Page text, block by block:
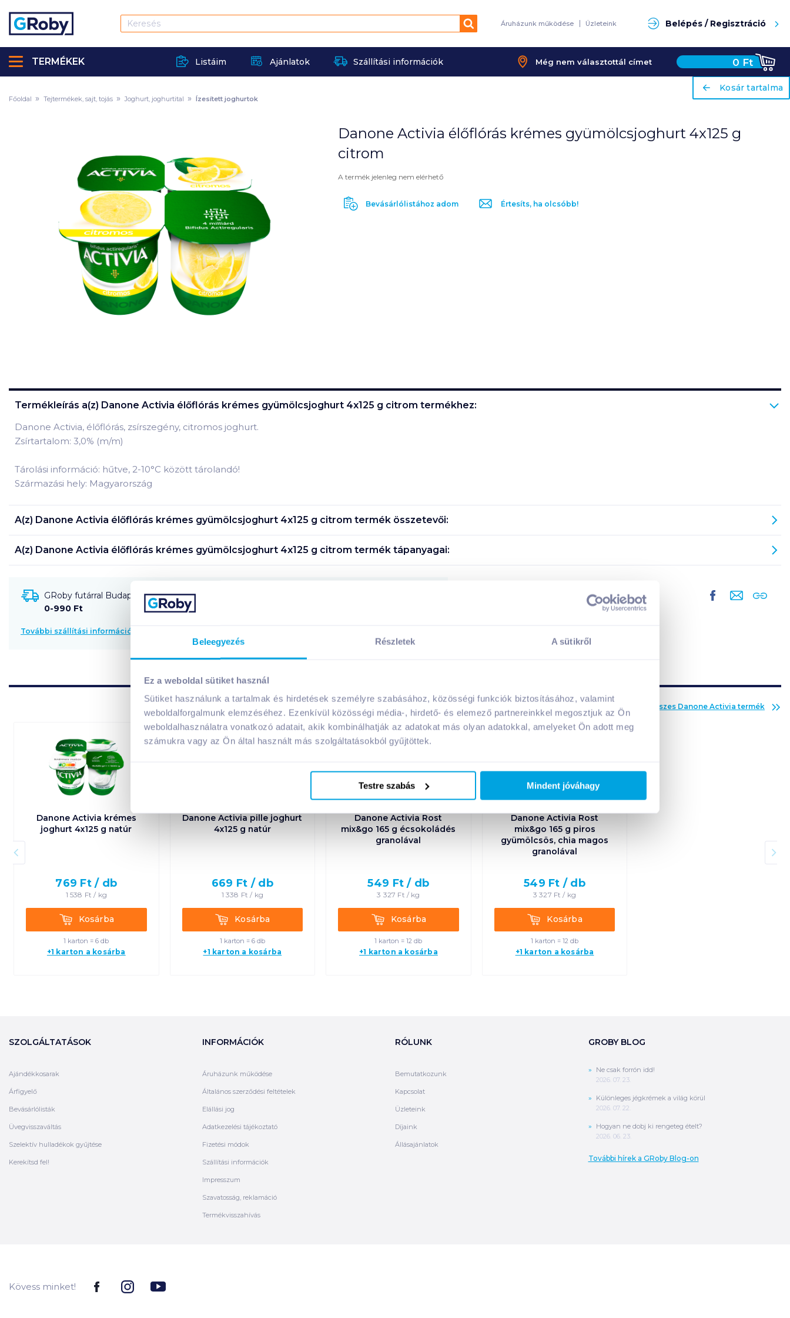
Beleegyezés Részletek A sütikről
Ez a weboldal sütiket használ
Sütiket használunk a tartalmak és hirdetések személyre szabásához, közösségi funkciók biztosításához, valamint
weboldalforgalmunk elemzéséhez. Ezenkívül közösségi média-, hirdető- és elemező partnereinkkel megosztjuk az Ön
weboldalhasználatra vonatkozó adatait, akik kombinálhatják az adatokat más olyan adatokkal, amelyeket Ön adott meg
számukra vagy az Ön által használt más szolgáltatásokból gyűjtöttek.
Testre szabás Mindent jóváhagy
Keresés Áruházunk működése Üzleteink Belépés / Regisztráció
Listáim Ajánlatok Szállítási információk Még nem választottál címet 0 Ft
TERMÉKEK
ariaLabel
Kosár tartalma
A kosarad jelenleg üres.
Főoldal Tejtermékek, sajt, tojás Joghurt, joghurtital Ízesített joghurtok
Danone Activia élőflórás krémes gyümölcsjoghurt 4x125 g
citrom
A termék jelenleg nem elérhető
Bevásárlólistához adom Értesíts, ha olcsóbb!
Termékleírás a(z) Danone Activia élőflórás krémes gyümölcsjoghurt 4x125 g citrom termékhez:
Danone Activia, élőflórás, zsírszegény, citromos joghurt.
Zsírtartalom: 3,0% (m/m)
Tárolási információ: hűtve, 2-10°C között tárolandó!
Származási hely: Magyarország
A(z) Danone Activia élőflórás krémes gyümölcsjoghurt 4x125 g citrom termék összetevői:
A(z) Danone Activia élőflórás krémes gyümölcsjoghurt 4x125 g citrom termék tápanyagai:
GRoby futárral Budapestre és környékére szállítható
0-990 Ft
További szállítási információk
Az összes Danone Activia termék
Danone Activia krémes
joghurt 4x125 g natúr
769 Ft / db
1 538 Ft / kg
KosárbaKosárba
1 karton = 6 db
+1 karton a kosárba
Danone Activia pille joghurt
4x125 g natúr
669 Ft / db
1 338 Ft / kg
KosárbaKosárba
1 karton = 6 db
+1 karton a kosárba
Danone Activia Rost
mix&go 165 g écsokoládés
granolával
549 Ft / db
3 327 Ft / kg
KosárbaKosárba
1 karton = 12 db
+1 karton a kosárba
Danone Activia Rost
mix&go 165 g piros
gyümölcsös, chia magos
granolával
549 Ft / db
3 327 Ft / kg
KosárbaKosárba
1 karton = 12 db
+1 karton a kosárba
SZOLGÁLTATÁSOK
Ajándékkosarak
Árfigyelő
Bevásárlólisták
Üvegvisszaváltás
Szelektív hulladékok gyűjtése
Kerekítsd fel!
INFORMÁCIÓK
Áruházunk működése
Általános szerződési feltételek
Elállási jog
Adatkezelési tájékoztató
Fizetési módok
Szállítási információk
Impresszum
Szavatosság, reklamáció
Termékvisszahívás
RÓLUNK
Bemutatkozunk
Kapcsolat
Üzleteink
Díjaink
Állásajánlatok
GROBY BLOG
Ne csak forrón idd!
2026. 07. 23.
Különleges jégkrémek a világ körül
2026. 07. 22.
Hogyan ne dobj ki rengeteg ételt?
2026. 06. 23.
További hírek a GRoby Blog-on
Kövess minket!